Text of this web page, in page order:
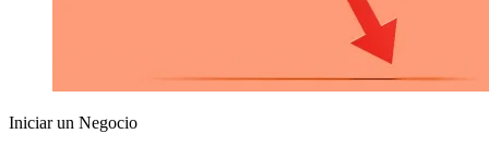
Iniciar un Negocio